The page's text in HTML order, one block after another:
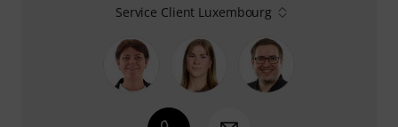
Service Client Luxembourg